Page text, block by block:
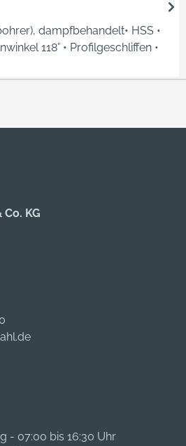
dampfbehandelt• HSS •
118° • Profilgeschliffen •
KG
- 07:00 bis 16:30 Uhr